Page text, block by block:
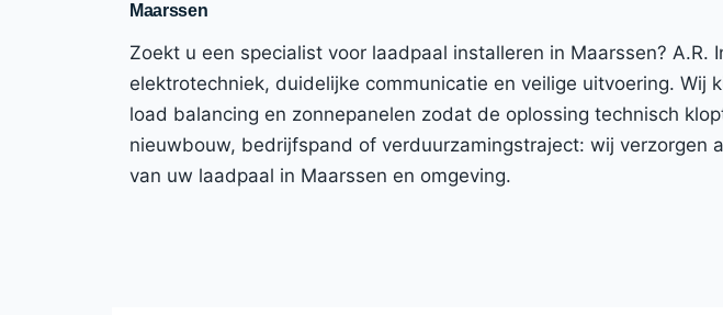
Maarssen
Zoekt u een specialist voor laadpaal installeren in Maarssen?
elektrotechniek, duidelijke communicatie en veilige uitvoering.
load balancing en zonnepanelen zodat de oplossing technisch
nieuwbouw, bedrijfspand of verduurzamingstraject: wij
van uw laadpaal in Maarssen en omgeving.